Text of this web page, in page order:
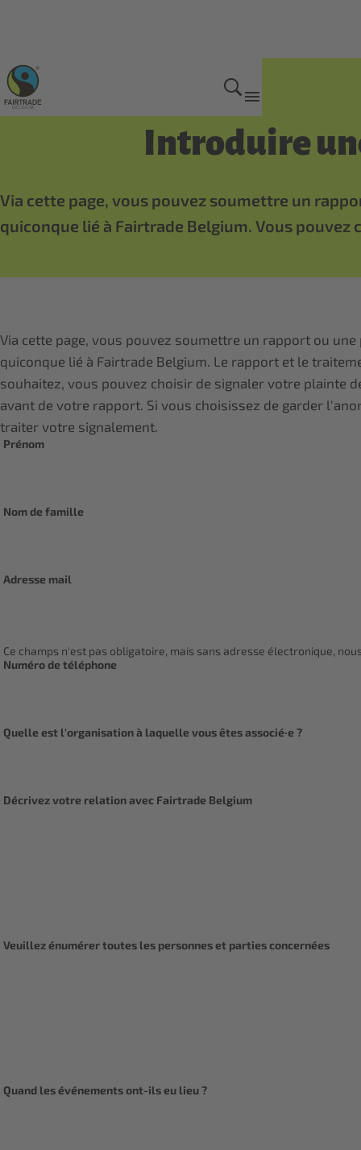
Home
Introduire
Via cette page, vous pouvez soumettre un
quiconque lié à Fairtrade Belgium. Vous
Via cette page, vous pouvez soumettre un rapport ou
quiconque lié à Fairtrade Belgium. Le rapport et le
souhaitez, vous pouvez choisir de signaler votre plainte
avant de votre rapport. Si vous choisissez de garder
traiter votre signalement.
Prénom
Nom de famille
Adresse mail
Ce champs n'est pas obligatoire, mais sans adresse électronique,
Numéro de téléphone
Quelle est l'organisation à laquelle vous êtes associé·e ?
Décrivez votre relation avec Fairtrade Belgium
Veuillez énumérer toutes les personnes et parties concernées
Quand les événements ont-ils eu lieu ?